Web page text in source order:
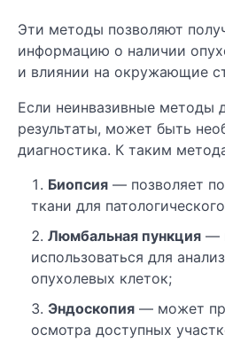
Эти методы позволяют
информацию о наличии
и влиянии на окружающие
Если неинвазивные методы
результаты, может быть
диагностика. К таким
Биопсия — позволяет
ткани для
Люмбальная пункция —
использоваться для
опухолевых клеток;
Эндоскопия — может
осмотра доступных